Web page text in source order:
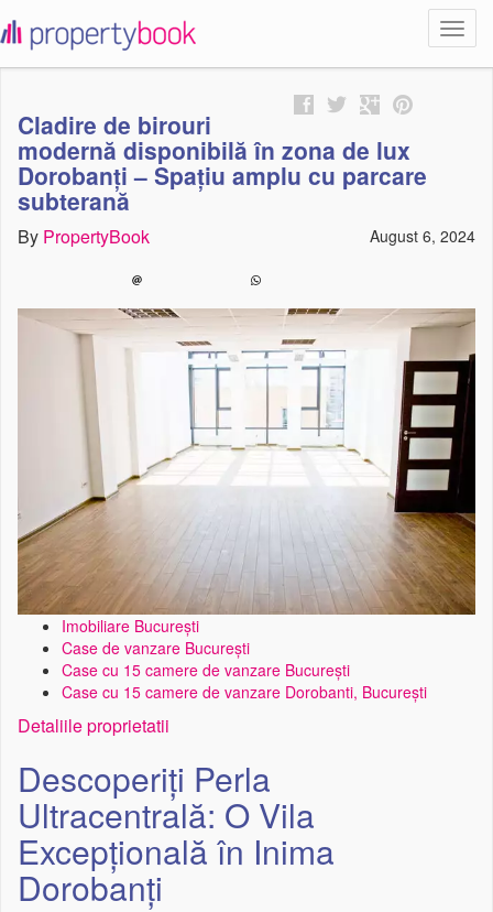
propertybook
Cladire de birouri
modernă disponibilă în zona de lux
Dorobanți – Spațiu amplu cu parcare
subterană
August 6, 2024
By PropertyBook
Imobiliare București
Case de vanzare București
Case cu 15 camere de vanzare București
Case cu 15 camere de vanzare Dorobanti, București
Detaliile proprietatii
Descoperiți Perla
Ultracentrală: O Vila
Excepțională în Inima
Dorobanți